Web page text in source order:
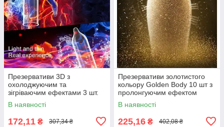
Презервативи 3D з
охолоджуючим та
зігріваючим ефектами 3 шт.
В наявності
172,11 ₴ 307,34 ₴
Презервативи золотистого
кольору Golden Body 10 шт з
пролонгуючим ефектом
оригінал
В наявності
225,16 ₴ 402,08 ₴